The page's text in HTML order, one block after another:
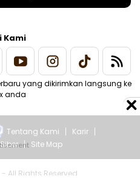
Kami
yang dikirimkan langsung ke
anda
Tentang Kami
Karir
Site Map
Rights Reserved.